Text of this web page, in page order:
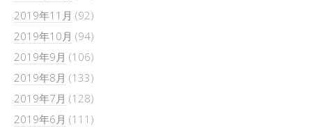
2019年11月 (92)
2019年10月 (94)
2019年9月 (106)
2019年8月 (133)
2019年7月 (128)
2019年6月 (111)